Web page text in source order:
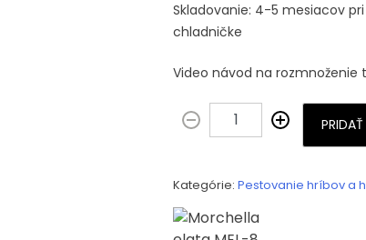
Skladovanie: 4-5 mesiacov
chladničke
Video návod na
Kategórie: Pestovanie hríbov a